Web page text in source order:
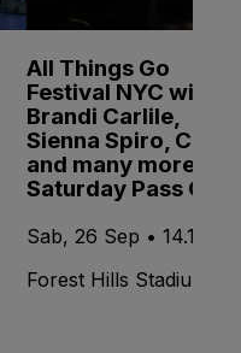
All Things Go
Festival NYC with
Brandi Carlile,
Sienna Spiro, CMAT
and many more -
Saturday Pass Only
Sab, 26 Sep • 14.15
Forest Hills Stadium